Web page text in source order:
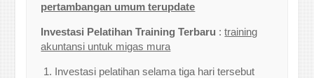
pertambangan umum terupdate
Investasi Pelatihan Training Terbaru :training
akuntansi untuk migas mura
Investasi pelatihan selama tiga hari tersebut